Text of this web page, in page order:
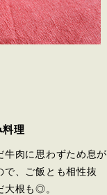
料理
牛肉に思わずため息が
で、ご飯とも相性抜
根も◎。